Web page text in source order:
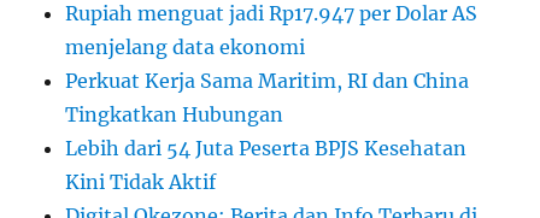
Rupiah menguat jadi Rp17.947 per Dolar AS
menjelang data ekonomi
Perkuat Kerja Sama Maritim, RI dan China
Tingkatkan Hubungan
Lebih dari 54 Juta Peserta BPJS Kesehatan
Kini Tidak Aktif